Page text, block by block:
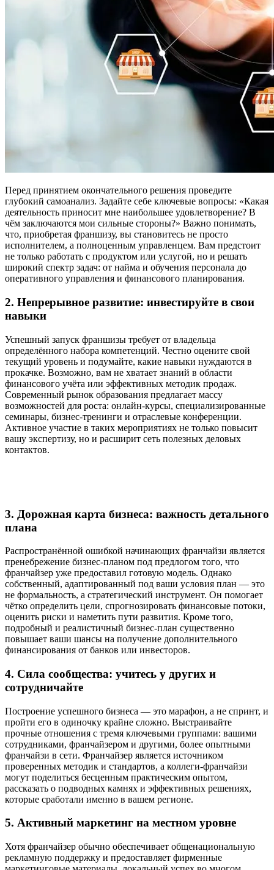
Перед принятием окончательного решения проведите
глубокий самоанализ. Задайте себе ключевые вопросы: «Какая
деятельность приносит мне наибольшее удовлетворение? В
чём заключаются мои сильные стороны?» Важно понимать,
что, приобретая франшизу, вы становитесь не просто
исполнителем, а полноценным управленцем. Вам предстоит
не только работать с продуктом или услугой, но и решать
широкий спектр задач: от найма и обучения персонала до
оперативного управления и финансового планирования.
2. Непрерывное развитие: инвестируйте в свои
навыки
Успешный запуск франшизы требует от владельца
определённого набора компетенций. Честно оцените свой
текущий уровень и подумайте, какие навыки нуждаются в
прокачке. Возможно, вам не хватает знаний в области
финансового учёта или эффективных методик продаж.
Современный рынок образования предлагает массу
возможностей для роста: онлайн-курсы, специализированные
семинары, бизнес-тренинги и отраслевые конференции.
Активное участие в таких мероприятиях не только повысит
вашу экспертизу, но и расширит сеть полезных деловых
контактов.
3. Дорожная карта бизнеса: важность детального
плана
Распространённой ошибкой начинающих франчайзи является
пренебрежение бизнес-планом под предлогом того, что
франчайзер уже предоставил готовую модель. Однако
собственный, адаптированный под ваши условия план — это
не формальность, а стратегический инструмент. Он помогает
чётко определить цели, спрогнозировать финансовые потоки,
оценить риски и наметить пути развития. Кроме того,
подробный и реалистичный бизнес-план существенно
повышает ваши шансы на получение дополнительного
финансирования от банков или инвесторов.
4. Сила сообщества: учитесь у других и
сотрудничайте
Построение успешного бизнеса — это марафон, а не спринт, и
пройти его в одиночку крайне сложно. Выстраивайте
прочные отношения с тремя ключевыми группами: вашими
сотрудниками, франчайзером и другими, более опытными
франчайзи в сети. Франчайзер является источником
проверенных методик и стандартов, а коллеги-франчайзи
могут поделиться бесценным практическим опытом,
рассказать о подводных камнях и эффективных решениях,
которые сработали именно в вашем регионе.
5. Активный маркетинг на местном уровне
Хотя франчайзер обычно обеспечивает общенациональную
рекламную поддержку и предоставляет фирменные